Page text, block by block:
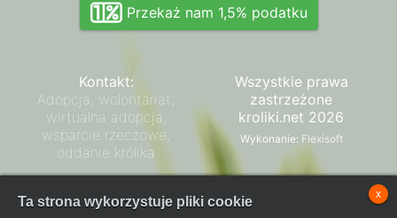
Przekaż nam 1,5% podatku
Kontakt:
Adopcja, wolontariat,
wirtualna adopcja,
wsparcie rzeczowe,
oddanie królika
Wszystkie prawa
zastrzeżone
kroliki.net 2026
Wykonanie: Flexisoft
Ta strona wykorzystuje pliki cookie x